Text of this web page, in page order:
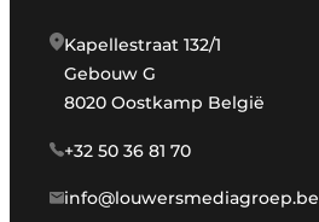
Kapellestraat 132/1
Gebouw G
8020 Oostkamp België
+32 50 36 81 70
info@louwersmediagroep.be